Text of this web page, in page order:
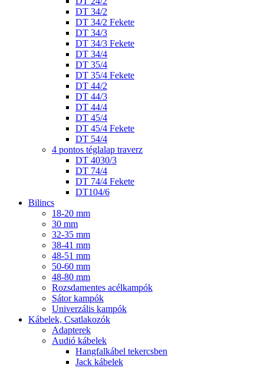
DT 34/2
DT 34/2 Fekete
DT 34/3
DT 34/3 Fekete
DT 34/4
DT 35/4
DT 35/4 Fekete
DT 44/2
DT 44/3
DT 44/4
DT 45/4
DT 45/4 Fekete
DT 54/4
4 pontos téglalap traverz
DT 4030/3
DT 74/4
DT 74/4 Fekete
DT104/6
Bilincs
18-20 mm
30 mm
32-35 mm
38-41 mm
48-51 mm
50-60 mm
48-80 mm
Rozsdamentes acélkampók
Sátor kampók
Univerzális kampók
Kábelek, Csatlakozók
Adapterek
Audió kábelek
Hangfalkábel tekercsben
Jack kábelek